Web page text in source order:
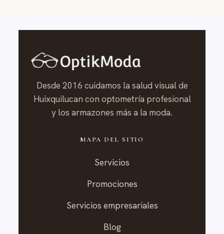
Desde 2016 cuidamos la salud visual de
Huixquilucan con optometría profesional
y los armazones más a la moda.
MAPA DEL SITIO
Servicios
Promociones
Servicios empresariales
Blog